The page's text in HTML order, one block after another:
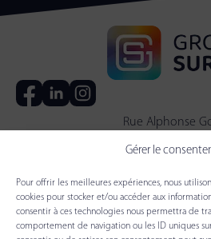
Gérer le
Pour offrir les meilleures expériences, nous
cookies pour stocker et/ou accéder aux
consentir à ces technologies nous permettra de
comportement de navigation ou les ID uniques
Rue Alphonse
38140 Apprieu
contact@group-
Accueil
Notre